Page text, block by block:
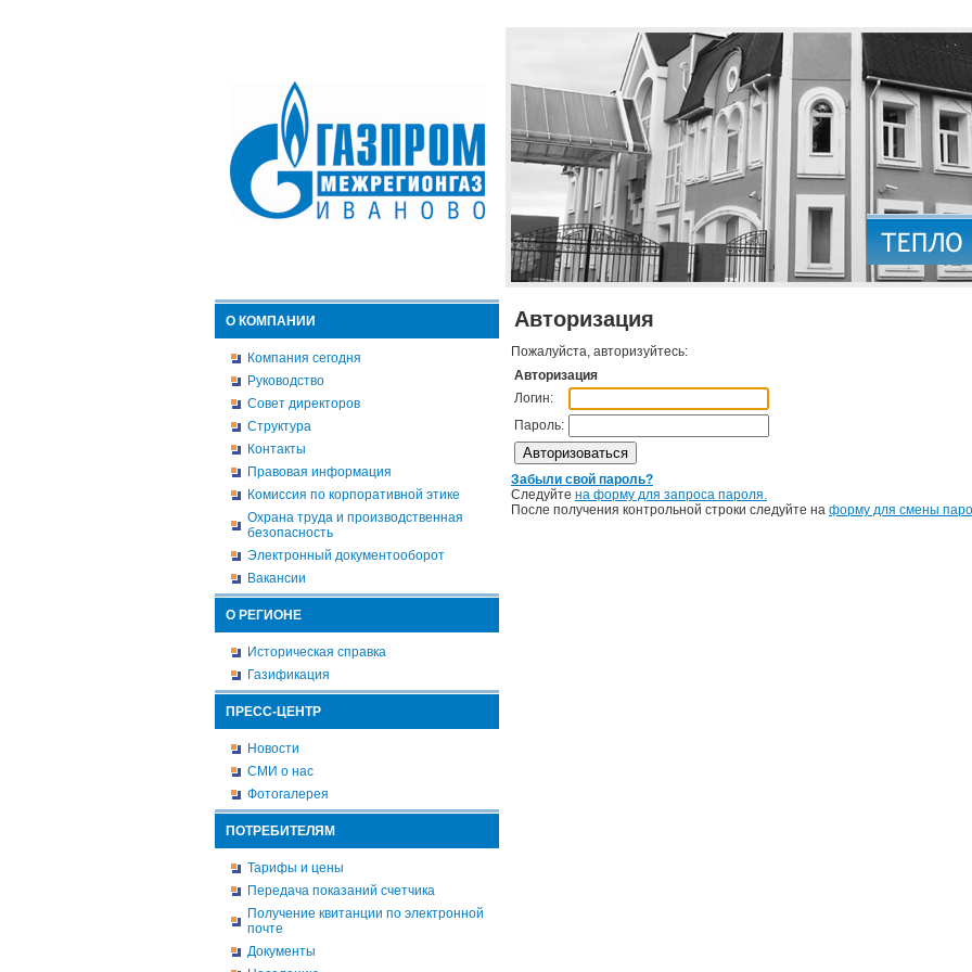
О КОМПАНИИ
Компания сегодня
Руководство
Совет директоров
Структура
Контакты
Правовая информация
Комиссия по корпоративной этике
Охрана труда и производственная
безопасность
Электронный документооборот
Вакансии
О РЕГИОНЕ
Историческая справка
Газификация
ПРЕСС-ЦЕНТР
Новости
СМИ о нас
Фотогалерея
ПОТРЕБИТЕЛЯМ
Тарифы и цены
Передача показаний счетчика
Получение квитанции по электронной
почте
Документы
Авторизация
Пожалуйста, авторизуйтесь:
Авторизация
Логин:
Пароль:
Забыли свой пароль?
Следуйте на форму для запроса пароля.
После получения контрольной строки следуйте на форму для смены